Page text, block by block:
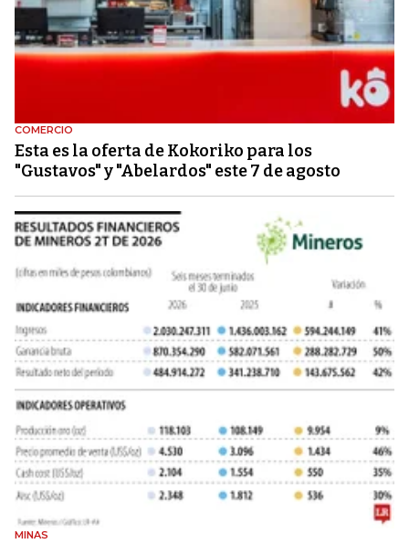
COMERCIO
Esta es la oferta de Kokoriko para los
"Gustavos" y "Abelardos" este 7 de agosto
MINAS